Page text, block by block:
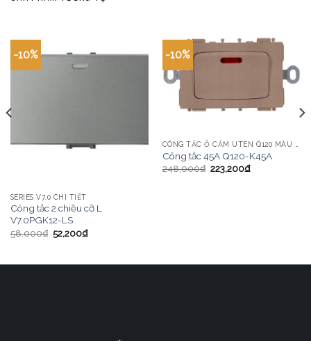
-10%
SERIES V7.0 CHI TIẾT
Công tắc 2 chiều cỡ L
V7.0PGK12-LS
58,000₫ 52,200₫
-10%
Công tắc 45A Q120-K45A
248,000₫ 223,200₫